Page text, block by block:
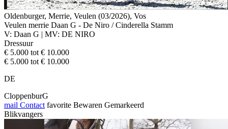
Oldenburger, Merrie, Veulen (03/2026), Vos
Veulen merrie Daan G - De Niro / Cinderella Stamm
V: Daan G | MV: DE NIRO
Dressuur
€ 5.000 tot € 10.000
€ 5.000 tot € 10.000
DE
CloppenburG
mail Contact favorite Bewaren Gemarkeerd
Blikvangers